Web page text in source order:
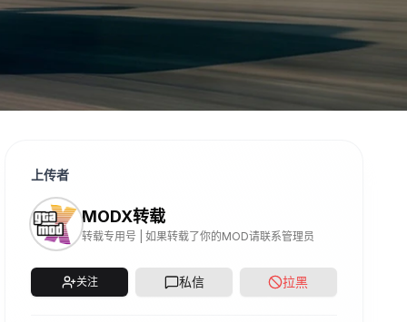
上传者
MODX转载
转载专用号 | 如果转载了你的MOD请联系管理员
关注 私信 拉黑